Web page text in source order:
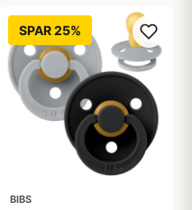
SPAR 25%
BIBS